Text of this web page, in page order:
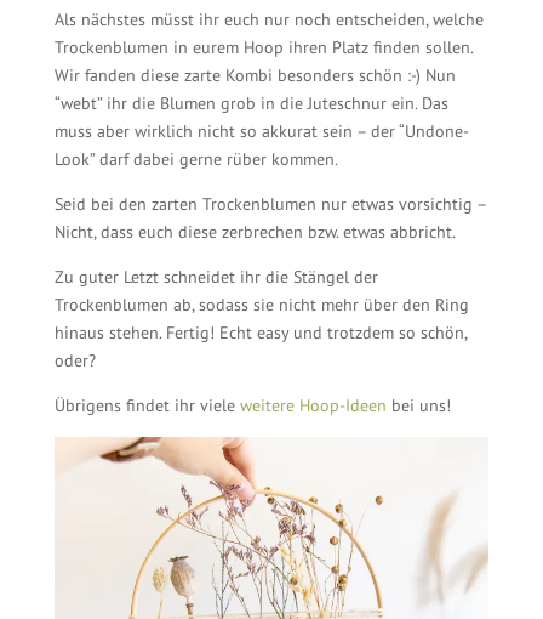
Als nächstes müsst ihr euch nur noch entscheiden, welche
Trockenblumen in eurem Hoop ihren Platz finden sollen.
Wir fanden diese zarte Kombi besonders schön :-) Nun
“webt” ihr die Blumen grob in die Juteschnur ein. Das
muss aber wirklich nicht so akkurat sein – der “Undone-
Look” darf dabei gerne rüber kommen.
Seid bei den zarten Trockenblumen nur etwas vorsichtig –
Nicht, dass euch diese zerbrechen bzw. etwas abbricht.
Zu guter Letzt schneidet ihr die Stängel der
Trockenblumen ab, sodass sie nicht mehr über den Ring
hinaus stehen. Fertig! Echt easy und trotzdem so schön,
oder?
Übrigens findet ihr viele weitere Hoop-Ideen bei uns!